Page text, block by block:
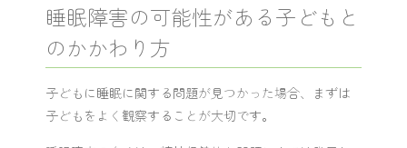
睡眠障害の可能性がある子どもと
のかかわり方
子どもに睡眠に関する問題が見つかった場合、まずは
子どもをよく観察することが大切です。